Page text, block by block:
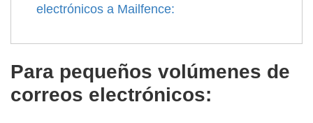
electrónicos a Mailfence:
Para pequeños volúmenes de
correos electrónicos: